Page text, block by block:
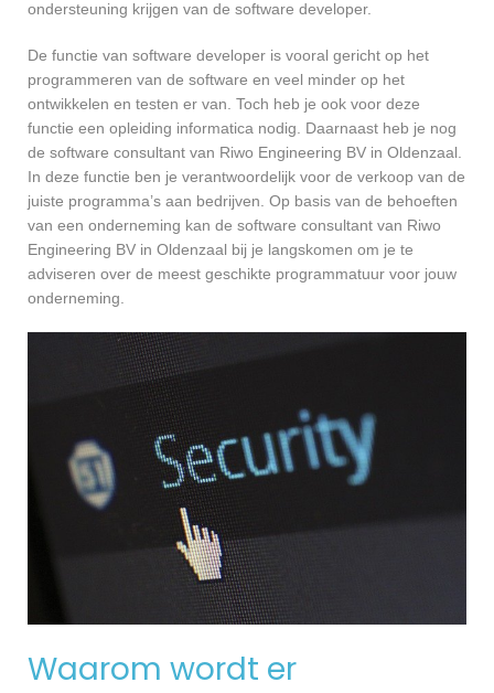
ondersteuning krijgen van de software developer.
De functie van software developer is vooral gericht op het
programmeren van de software en veel minder op het
ontwikkelen en testen er van. Toch heb je ook voor deze
functie een opleiding informatica nodig. Daarnaast heb je nog
de software consultant van Riwo Engineering BV in Oldenzaal.
In deze functie ben je verantwoordelijk voor de verkoop van de
juiste programma’s aan bedrijven. Op basis van de behoeften
van een onderneming kan de software consultant van Riwo
Engineering BV in Oldenzaal bij je langskomen om je te
adviseren over de meest geschikte programmatuur voor jouw
onderneming.
Waarom wordt er